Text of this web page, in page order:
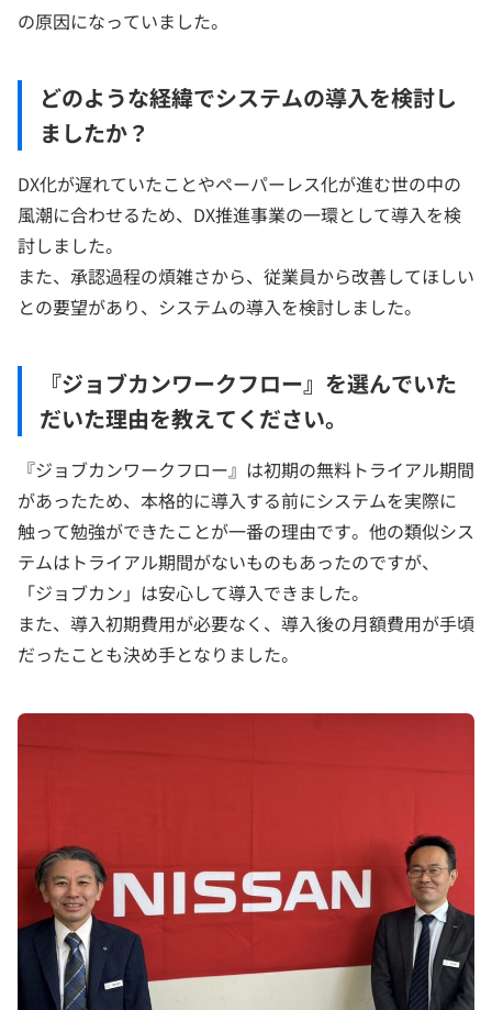
の原因になっていました。
どのような経緯でシステムの導入を検討し
ましたか？
DX化が遅れていたことやペーパーレス化が進む世の中の
風潮に合わせるため、DX推進事業の一環として導入を検
討しました。
また、承認過程の煩雑さから、従業員から改善してほしい
との要望があり、システムの導入を検討しました。
『ジョブカンワークフロー』を選んでいた
だいた理由を教えてください。
『ジョブカンワークフロー』は初期の無料トライアル期間
があったため、本格的に導入する前にシステムを実際に
触って勉強ができたことが一番の理由です。他の類似シス
テムはトライアル期間がないものもあったのですが、
「ジョブカン」は安心して導入できました。
また、導入初期費用が必要なく、導入後の月額費用が手頃
だったことも決め手となりました。